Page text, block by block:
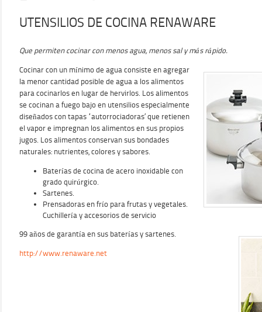
UTENSILIOS DE COCINA RENAWARE
Que permiten cocinar con menos agua, menos sal y más rápido.
Cocinar con un mínimo de agua consiste en agregar
la menor cantidad posible de agua a los alimentos
para cocinarlos en lugar de hervirlos. Los alimentos
se cocinan a fuego bajo en utensilios especialmente
diseñados con tapas “autorrociadoras’ que retienen
el vapor e impregnan los alimentos en sus propios
jugos. Los alimentos conservan sus bondades
naturales: nutrientes, colores y sabores.
Baterías de cocina de acero inoxidable con
grado quirúrgico.
Sartenes.
Prensadoras en frío para frutas y vegetales.
Cuchillería y accesorios de servicio
99 años de garantía en sus baterías y sartenes.
http://www.renaware.net